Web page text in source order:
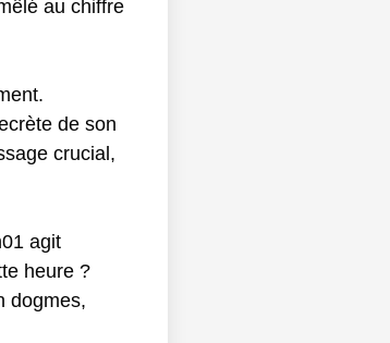
au chiffre
de son
crucial,
agit
heure ?
dogmes,